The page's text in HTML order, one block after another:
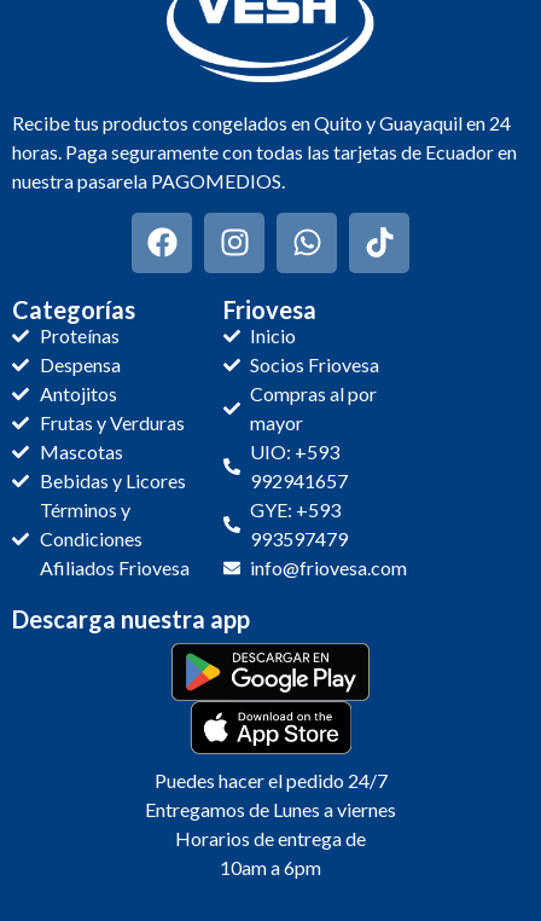
Recibe tus productos congelados en Quito y Guayaquil en 24
horas. Paga seguramente con todas las tarjetas de Ecuador en
nuestra pasarela PAGOMEDIOS.
Categorías
Proteínas
Despensa
Antojitos
Frutas y Verduras
Mascotas
Bebidas y Licores
Términos y
Condiciones
Afiliados Friovesa
Friovesa
Inicio
Socios Friovesa
Compras al por
mayor
UIO: +593
992941657
GYE: +593
993597479
info@friovesa.com
Descarga nuestra app
Puedes hacer el pedido 24/7
Entregamos de Lunes a viernes
Horarios de entrega de
10am a 6pm